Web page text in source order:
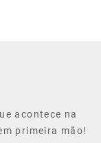
acontece na
primeira mão!